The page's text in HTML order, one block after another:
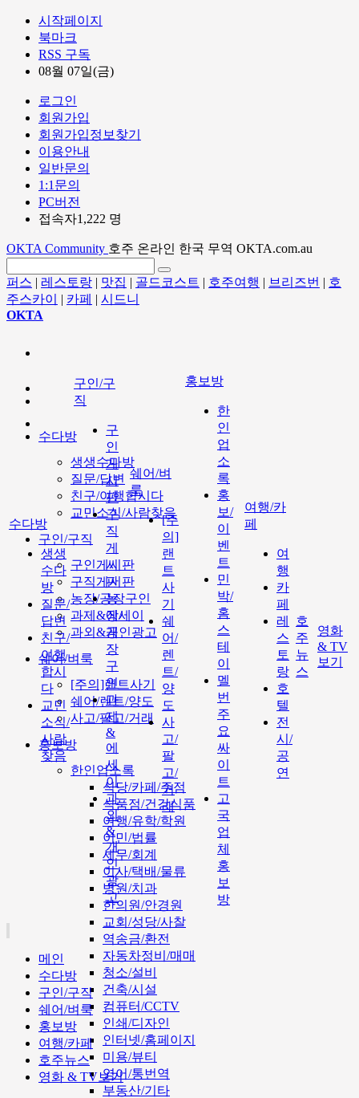
시작페이지
북마크
RSS 구독
08월 07일(금)
로그인
회원가입
회원가입정보찾기
이용안내
일반문의
1:1문의
PC버전
접속자1,222 명
OKTA Community 호주 온라인 한국 무역 OKTA.com.au
퍼스 | 레스토랑 | 맛집 | 골드코스트 | 호주여행 | 브리즈번 | 호
주스카이
| 카페 | 시드니
OKTA
수다방
생생수다방
질문/답변
친구/여행합시다
교민소식/사람찾음
구인/구직
구인게시판
구직게시판
농장/공장구인
과제&에세이
과외&개인광고
쉐어/벼룩
[주의]랜트사기
쉐어/렌트/양도
사고/팔고/거래
홍보방
한인업소록
식당/카페/주점
식품점/건강식품
여행/유학/학원
이민/법률
세무/회계
이사/택배/물류
병원/치과
한의원/안경원
교회/성당/사찰
역송금/환전
자동차정비/매매
청소/설비
건축/시설
컴퓨터/CCTV
인쇄/디자인
인터넷/홈페이지
미용/뷰티
영어/통번역
부동산/기타
수다방
생생
수다
방
질문/
답변
친구/
여행
합시
다
교민
소식/
사람
찾음
구인/구
직
구
인
게
시
판
구
직
게
시
판
농
장/
공
장
구
인
과
제
&
에
세
이
과
외
&
개
인
광
고
쉐어/벼
룩
[주
의]
랜
트
사
기
쉐
어/
렌
트/
양
도
사
고/
팔
고/
거
래
홍보방
한
인
업
소
록
홍
보/
이
벤
트
민
박/
홈
스
테
이
멜
번
주
요
싸
이
트
고
국
업
체
홍
보
방
여행/카
페
여
행
카
페
레
스
토
랑
호
텔
전
시/
공
연
호
주
뉴
스
영화
& TV
보기
메인
수다방
구인/구직
쉐어/벼룩
홍보방
여행/카페
호주뉴스
영화 & TV보기